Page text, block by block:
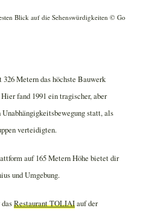
Blick auf die Sehenswürdigkeiten © Go
Metern das höchste Bauwerk
fand 1991 ein tragischer, aber
statt, als
verteidigten.
auf 165 Metern Höhe bietet dir
und Umgebung.
Restaurant TOLIAIauf der